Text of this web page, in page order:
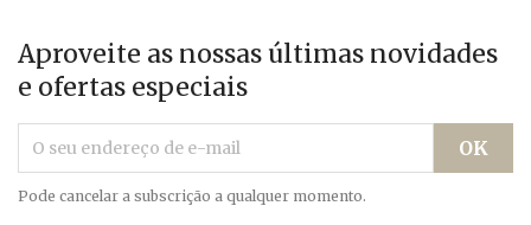
Aproveite as nossas últimas novidades
e ofertas especiais
Pode cancelar a subscrição a qualquer momento.